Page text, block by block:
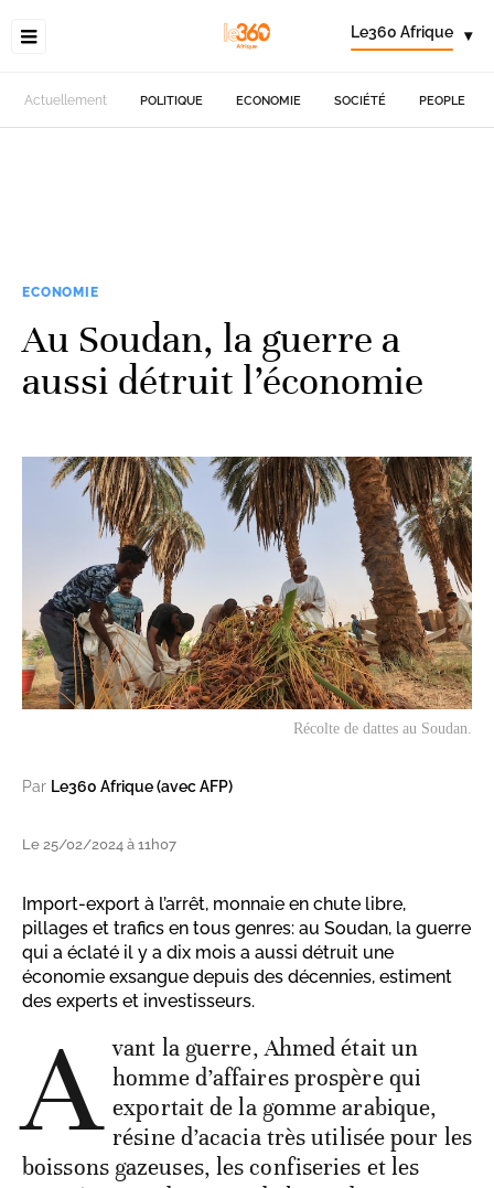
Le360 Afrique ▾
Actuellement POLITIQUE ECONOMIE SOCIÉTÉ PEOPLE
ECONOMIE
Au Soudan, la guerre a
aussi détruit l’économie
Récolte de dattes au Soudan.
Par Le360 Afrique (avec AFP)
Le 25/02/2024 à 11h07
Import-export à l’arrêt, monnaie en chute libre,
pillages et trafics en tous genres: au Soudan, la guerre
qui a éclaté il y a dix mois a aussi détruit une
économie exsangue depuis des décennies, estiment
des experts et investisseurs.
A vant la guerre, Ahmed était un
homme d’affaires prospère qui
exportait de la gomme arabique,
résine d’acacia très utilisée pour les
boissons gazeuses, les confiseries et les